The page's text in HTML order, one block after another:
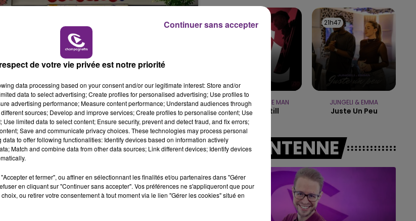
10h00 - 14h00
LE TICKET DE CAISSE
LE MAGASIN JOUÉCLUB DE REIMS FERME
SES PORTES
Le magasin JouéClub est contraint de
ses portes.
21h50
21h50
PORTUGAL THE MAN
Feel It Still
21h47
21h47
JUNGELI & EMMA
Juste Un Peu
A L'ANTENNE
de votre vie privée est notre priorité
data processing based on your consent and/or our legitimate interest: Store and/or
data to select advertising; Create profiles for personalised advertising; Use profiles to
advertising performance; Measure content performance; Understand audiences through
sources; Develop and improve services; Create profiles to personalise content; Use
limited data to select content; Ensure security, prevent and detect fraud, and fix errors;
Save and communicate privacy choices. These technologies may process personal
to offer following functionalities: Identify devices based on information actively
Match and combine data from other data sources; Link different devices; Identify devices
et fermer", ou affiner en sélectionnant les finalités et/ou partenaires dans "Gérer
en cliquant sur "Continuer sans accepter". Vos préférences ne s'appliqueront que pour
ou retirer votre consentement à tout moment via le lien "Gérer les cookies" situé en
Continuer sans accepter